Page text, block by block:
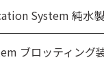
System 純水
ブロッティング